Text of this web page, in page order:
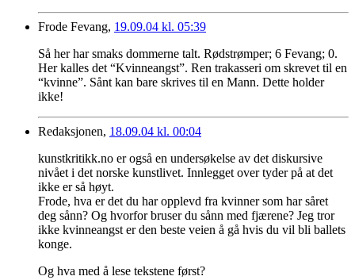
Frode Fevang, 19.09.04 kl. 05:39
Så her har smaks dommerne talt. Rødstrømper; 6 Fevang; 0.
Her kalles det “Kvinneangst”. Ren trakasseri om skrevet til en
“kvinne”. Sånt kan bare skrives til en Mann. Dette holder
ikke!
Redaksjonen, 18.09.04 kl. 00:04
kunstkritikk.no er også en undersøkelse av det diskursive
nivået i det norske kunstlivet. Innlegget over tyder på at det
ikke er så høyt.
Frode, hva er det du har opplevd fra kvinner som har såret
deg sånn? Og hvorfor bruser du sånn med fjærene? Jeg tror
ikke kvinneangst er den beste veien å gå hvis du vil bli ballets
konge.
Og hva med å lese tekstene først?